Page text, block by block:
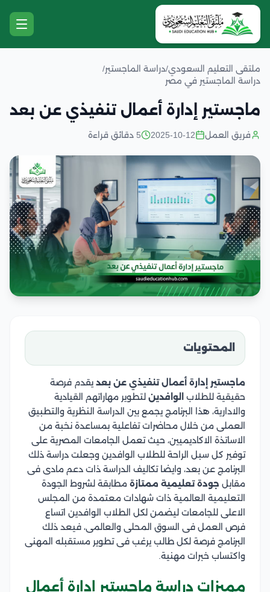
ملتقى التعليم السعودي/دراسة الماجستير/
دراسة الماجستير في مصر
ماجستير إدارة أعمال تنفيذي عن بعد
فريق العمل 2025-10-12 5 دقائق قراءة
المحتويات
ماجستير إدارة أعمال تنفيذي عن بعد يقدم فرصة
حقيقية للطلاب الوافدين لتطوير مهاراتهم القيادية
والادارية، هذا البرنامج يجمع بين الدراسة النظرية والتطبيق
العملى من خلال محاضرات تفاعلية بمساعدة نخبة من
الاساتذة الاكاديميين، حيث تعمل الجامعات المصرية على
توفير كل سبل الراحة للطلاب الوافدين وجعلت دراسة ذلك
البرنامج عن بعد، وايضا تكاليف الدراسة ذات دعم مادى فى
مقابل جودة تعليمية ممتازة مطابقة لشروط الجودة
التعليمية العالمية ذات شهادات معتمدة من المجلس
الاعلى للجامعات ليضمن لكل الطلاب الوافدين اتساع
فرص العمل فى السوق المحلى والعالمى، فيعد ذلك
البرنامج فرصة لكل طالب يرغب فى تطوير مستقبله المهنى
واكتساب خبرات مهنية.
مميزات دراسة ماجستير إدارة أعمال